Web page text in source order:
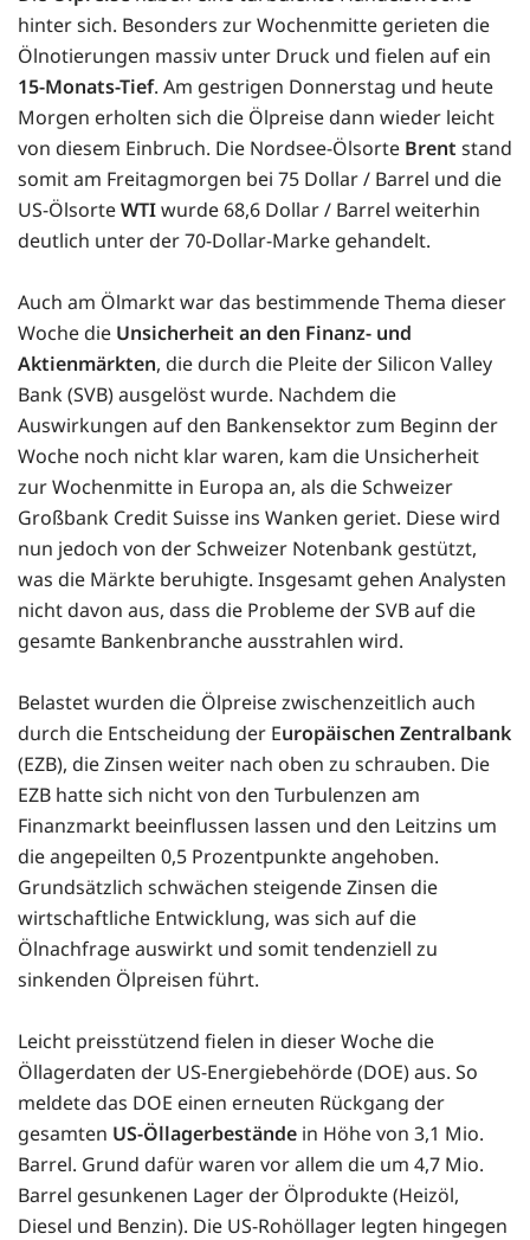
hinter sich. Besonders zur Wochenmitte gerieten die
Ölnotierungen massiv unter Druck und fielen auf ein
15-Monats-Tief. Am gestrigen Donnerstag und heute
Morgen erholten sich die Ölpreise dann wieder leicht
von diesem Einbruch. Die Nordsee-Ölsorte Brent stand
somit am Freitagmorgen bei 75 Dollar / Barrel und die
US-ÖlsorteWTIwurde 68,6 Dollar / Barrel weiterhin
deutlich unter der 70-Dollar-Marke gehandelt.
Auch am Ölmarkt war das bestimmende Thema dieser
Woche die Unsicherheit an den Finanz- und
Aktienmärkten, die durch die Pleite der Silicon Valley
Bank (SVB) ausgelöst wurde. Nachdem die
Auswirkungen auf den Bankensektor zum Beginn der
Woche noch nicht klar waren, kam die Unsicherheit
zur Wochenmitte in Europa an, als die Schweizer
Großbank Credit Suisse ins Wanken geriet. Diese wird
nun jedoch von der Schweizer Notenbank gestützt,
was die Märkte beruhigte. Insgesamt gehen Analysten
nicht davon aus, dass die Probleme der SVB auf die
gesamte Bankenbranche ausstrahlen wird.
Belastet wurden die Ölpreise zwischenzeitlich auch
durch die Entscheidung der Europäischen Zentralbank
(EZB), die Zinsen weiter nach oben zu schrauben. Die
EZB hatte sich nicht von den Turbulenzen am
Finanzmarkt beeinflussen lassen und den Leitzins um
die angepeilten 0,5 Prozentpunkte angehoben.
Grundsätzlich schwächen steigende Zinsen die
wirtschaftliche Entwicklung, was sich auf die
Ölnachfrage auswirkt und somit tendenziell zu
sinkenden Ölpreisen führt.
Leicht preisstützend fielen in dieser Woche die
Öllagerdaten der US-Energiebehörde (DOE) aus. So
meldete das DOE einen erneuten Rückgang der
gesamten US-Öllagerbestände in Höhe von 3,1 Mio.
Barrel. Grund dafür waren vor allem die um 4,7 Mio.
Barrel gesunkenen Lager der Ölprodukte (Heizöl,
Diesel und Benzin). Die US-Rohöllager legten hingegen